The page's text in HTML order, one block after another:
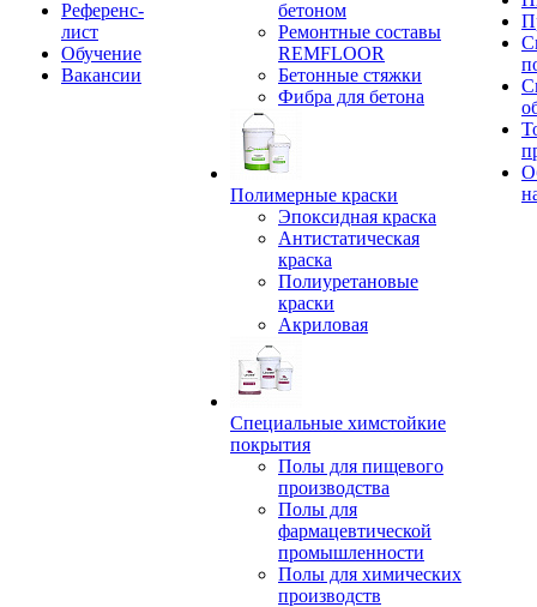
Референс-
лист
Обучение
Вакансии
бетоном
Ремонтные составы
REMFLOOR
Бетонные стяжки
Фибра для бетона
Полимерные краски
Эпоксидная краска
Антистатическая
краска
Полиуретановые
краски
Акриловая
Специальные химстойкие
покрытия
Полы для пищевого
производства
Полы для
фармацевтической
промышленности
Полы для химических
производств